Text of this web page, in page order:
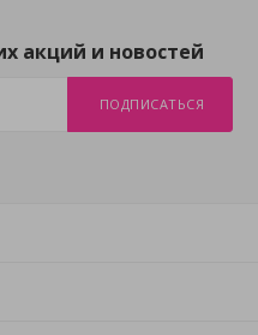
акций и новостей
ПОДПИСАТЬСЯ